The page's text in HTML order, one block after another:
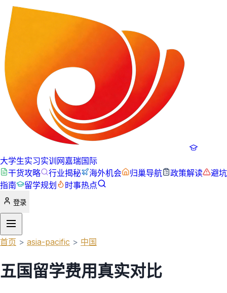
大学生实习实训网嘉瑞国际
干货攻略
行业揭秘 海外机会 归巢导航 政策解读
避坑
指南
留学规划 时事热点
登录
首页 > asia-pacific > 中国
五国留学费用真实对比